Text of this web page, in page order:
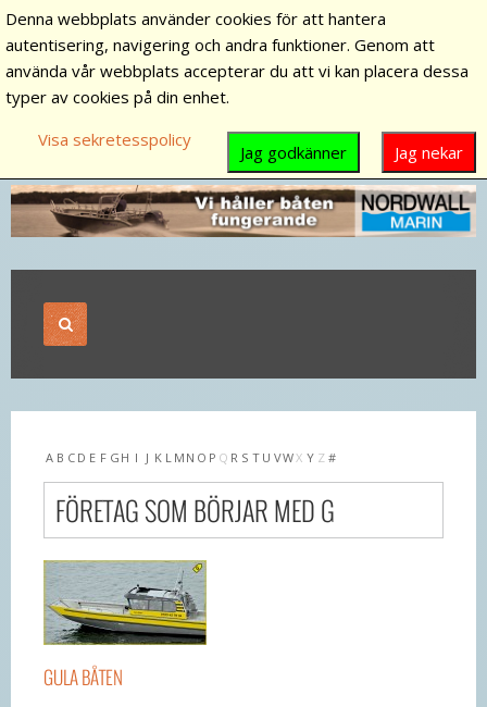
A B C D E F G H I J K L M N O P Q R S T U VWX Y Z #
FÖRETAG SOM BÖRJAR MED G
GULA BÅTEN
Denna webbplats använder cookies för att hantera
autentisering, navigering och andra funktioner. Genom att
använda vår webbplats accepterar du att vi kan placera dessa
typer av cookies på din enhet.
Visa sekretesspolicy
Jag nekar
Jag godkänner